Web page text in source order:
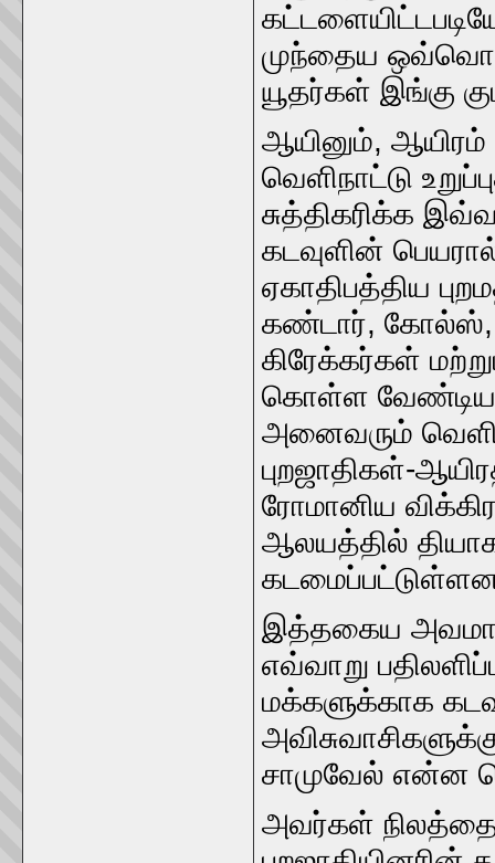
முந்தைய
யூதர்கள் இங்கு
ஆயினும்,
வெளிநாட்டு
சுத்திகரிக்க
கடவுளின்
ஏகாதிபத்திய
கண்டார், கோல்ஸ்,
கிரேக்கர்கள்
கொள்ள வேண்டிய
அனைவரும்
புறஜாதிகள்-
ரோமானிய
ஆலயத்தில்
இத்தகைய
எவ்வாறு
மக்களுக்காக
சாமுவேல் என்ன
அவர்கள் நிலத்தை